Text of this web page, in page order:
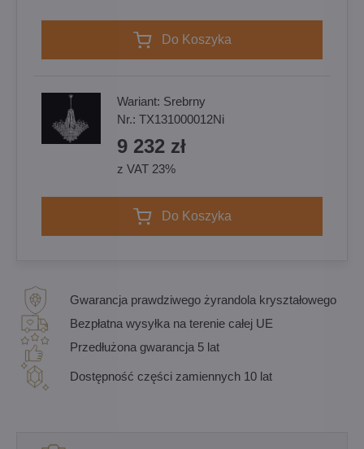
Do Koszyka
Wariant: Srebrny
Nr.: TX131000012Ni
9 232 zł
z VAT 23%
Do Koszyka
Gwarancja prawdziwego żyrandola kryształowego
Bezpłatna wysyłka na terenie całej UE
Przedłużona gwarancja 5 lat
Dostępność części zamiennych 10 lat